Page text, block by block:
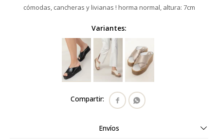
cómodas, cancheras y livianas ! horma normal, altura: 7cm
Variantes:
 
Envíos